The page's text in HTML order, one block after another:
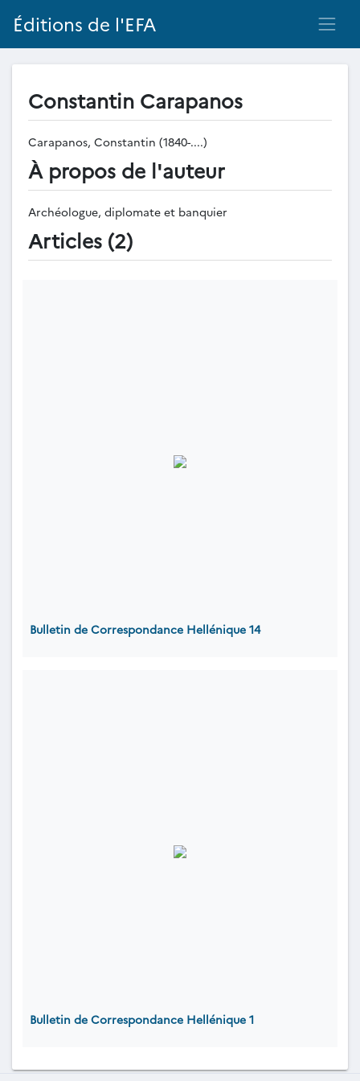
Éditions de l'EFA
Constantin Carapanos
Carapanos, Constantin (1840-....)
À propos de l'auteur
Archéologue, diplomate et banquier
Articles (2)
Bulletin de Correspondance Hellénique 14
Bulletin de Correspondance Hellénique 1